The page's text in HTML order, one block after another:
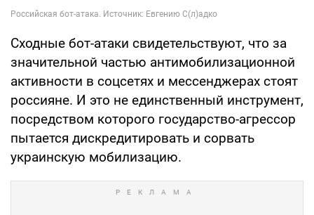
Сходные бот-атаки свидетельствуют, что за
значительной частью антимобилизационной
активности в соцсетях и мессенджерах стоят
россияне. И это не единственный инструмент,
посредством которого государство-агрессор
пытается дискредитировать и сорвать
украинскую мобилизацию.